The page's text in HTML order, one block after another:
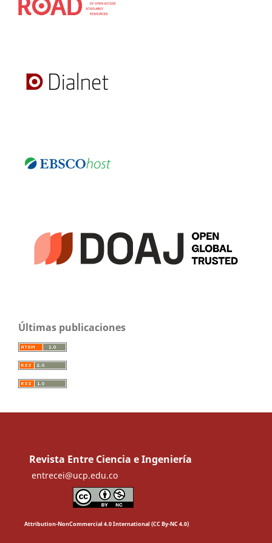
Últimas publicaciones
Revista Entre Ciencia e Ingeniería
entrecei@ucp.edu.co
Attribution-NonCommercial 4.0 International (CC By-NC 4.0)